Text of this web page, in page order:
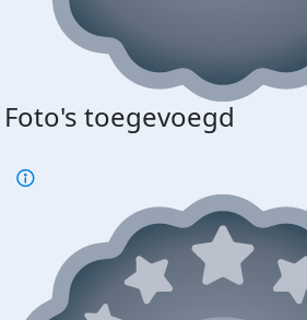
Foto's toegevoegd